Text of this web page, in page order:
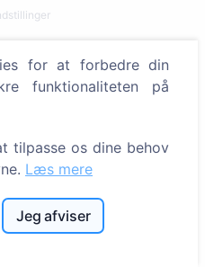
afdøde
for at forbedre din
funktionaliteten på
tilpasse os dine behov
Læs mere
Jeg afviser